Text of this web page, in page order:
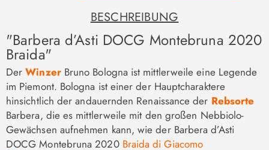
BESCHREIBUNG
"Barbera d’Asti DOCG Montebruna 2020
Braida"
DerWinzerBruno Bologna ist mittlerweile eine Legende
im Piemont. Bologna ist einer der Hauptcharaktere
hinsichtlich der andauernden Renaissance der Rebsorte
Barbera, die es mittlerweile mit den großen Nebbiolo-
Gewächsen aufnehmen kann, wie der Barbera d’Asti
DOCG Montebruna 2020 Braida di Giacomo